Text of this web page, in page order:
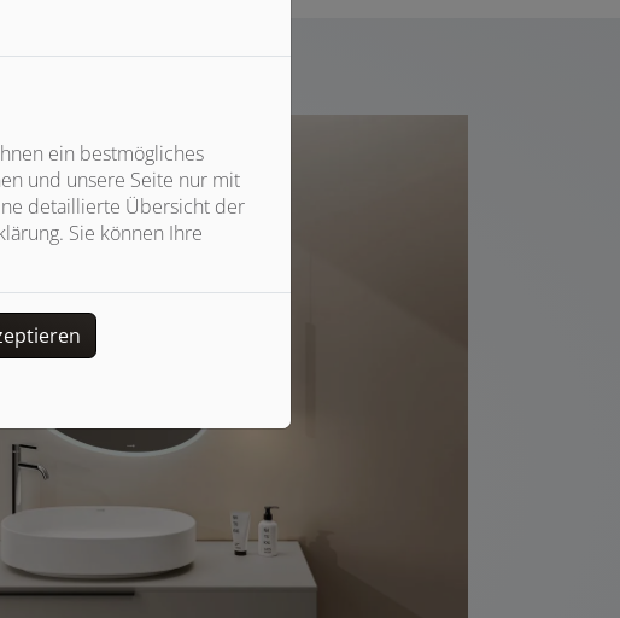
ein bestmögliches
und unsere Seite nur mit
detaillierte Übersicht der
Sie können Ihre